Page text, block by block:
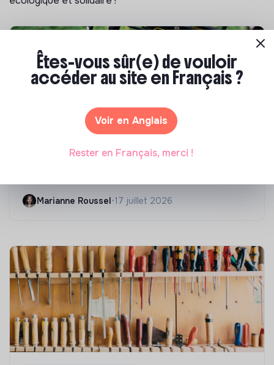
Marianne Roussel•17 juillet 2026
Êtes-vous sûr(e) de vouloir
accéder au site en Français ?
Voir en Anglais
Rester en Français, merci !